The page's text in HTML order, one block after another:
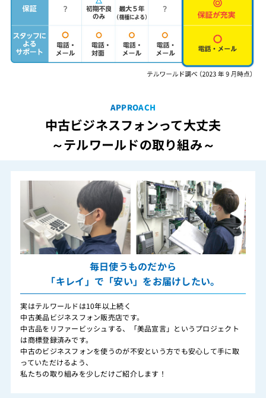
APPROACH
中古ビジネスフォンって大丈夫
～テルワールドの取り組み～
毎日使うものだから
「キレイ」で「安い」をお届けしたい。
実はテルワールドは10年以上続く
中古美品ビジネスフォン販売店です。
中古品をリファービッシュする、「美品宣言」というプロジェクト
は商標登録済みです。
中古のビジネスフォンを使うのが不安という方でも安心して手に取
っていただけるよう、
私たちの取り組みを少しだけご紹介します！